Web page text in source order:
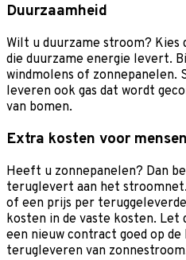
Duurzaamheid
Wilt u duurzame stroom? Kies
die duurzame energie levert.
windmolens of zonnepanelen.
leveren ook gas dat wordt
van bomen.
Extra kosten voor
Heeft u zonnepanelen? Dan
teruglevert aan het
of een prijs per
kosten in de vaste kosten.
een nieuw contract goed op
terugleveren van